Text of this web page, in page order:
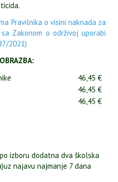
Pravilnika o visini naknada za
Zakonom o održivoj uporabi
2021)
46,45 €
46,45 €
46,45 €
izboru dodatna dva školska
najavu najmanje 7 dana